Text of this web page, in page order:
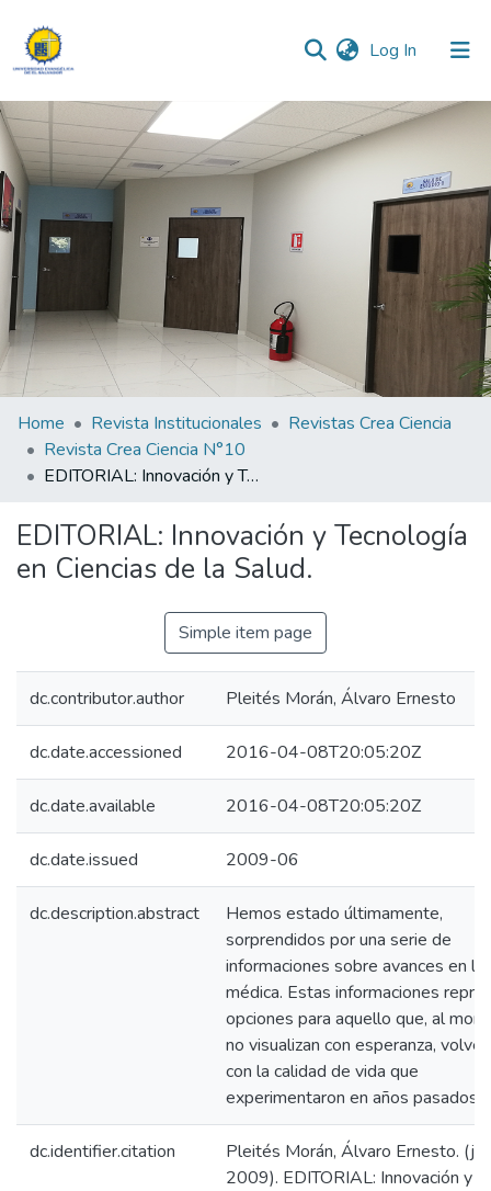
Log In (current)
Communities & Collections
All of DSpace
Statistics
Home Revista Institucionales
Revistas Crea Ciencia
Revista Crea Ciencia N°10
EDITORIAL: Innovación y Tecnología en Ciencias de la Salud.
EDITORIAL: Innovación y Tecnología
en Ciencias de la Salud.
Simple item page
dc.contributor.author Pleités Morán, Álvaro Ernesto
dc.date.accessioned 2016-04-08T20:05:20Z
dc.date.available 2016-04-08T20:05:20Z
dc.date.issued 2009-06
dc.description.abstract
Hemos estado últimamente,
sorprendidos por una serie de
informaciones sobre avances en la
médica. Estas informaciones
opciones para aquello que, al
no visualizan con esperanza,
con la calidad de vida que
experimentaron en años pasados.
dc.identifier.citation
Pleités Morán, Álvaro Ernesto.
2009). EDITORIAL: Innovación y